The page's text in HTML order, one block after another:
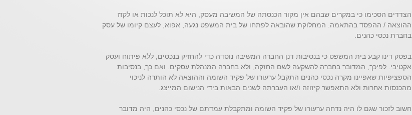
הצדדים הסכימו כי במקרים שבהם אין מקור הכנסתה של המשיבה מעסק, היא לא תוכל לנכות או לקזז
ההוצאה / ההפסד בהתאמה. המחלוקת שהובאה לפתחו של בית המשפט נגעה, אפוא, לעצם קיומו של עסק
בחברת נכסי כהנים.
בפסק דינו קבע בית המשפט כי בנסיבות דנן החברה המשיבה נוסדה כדי להחזיק בנכסים, ללא פיתוח ועסק
אקטיבי. לפיכך, המדובר בחברה להשקעה לשם החזקה, ולא בחברה המנהלת עסקים. ואם כך, בנסיבות
הספציפיות שאפיינו מקרה נכסי כהנים התקבל ערעורו של פקיד השומה וההוצאה לא הותרה לניכוי
מהכנסות אחרות ולא התאפשר קיזוזה ו/או העברתה לשנים הבאות בידי הנישום המייצג.
חשוב לזכור שגם לו היה נדחה ערעורו של פקיד השומה ומתקבלת עמדתם של נכסי כהנים, היה מדובר